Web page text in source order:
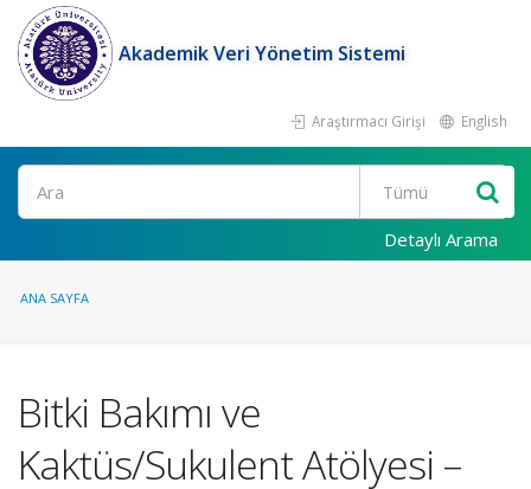
Akademik Veri Yönetim Sistemi
Araştırmacı Girişi English
Ara
Detaylı Arama
ANA SAYFA
Bitki Bakımı ve
Kaktüs/Sukulent Atölyesi –